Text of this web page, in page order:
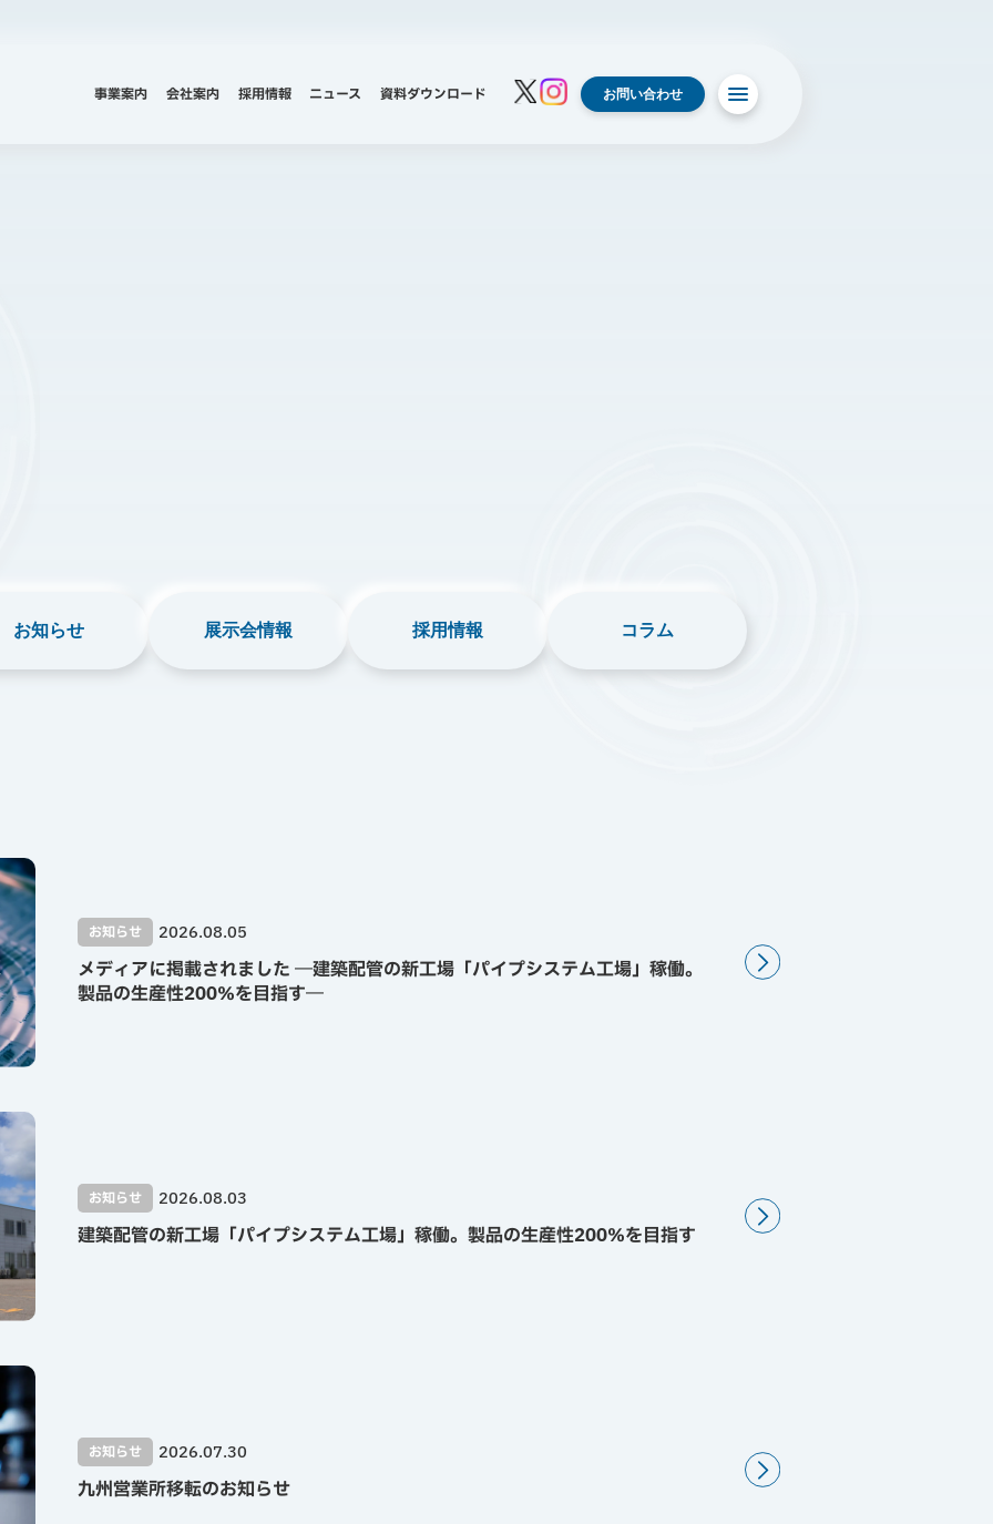
事業案内 会社案内 採用情報 ニュース 資料ダウンロード お問い合わせ
お知らせ 展示会情報 採用情報 コラム
お知らせ 2026.08.05
メディアに掲載されました ―建築配管の新工場「パイプシステム工場」稼働。
製品の生産性200％を目指す―
お知らせ 2026.08.03
建築配管の新工場「パイプシステム工場」稼働。製品の生産性200％を目指す
お知らせ 2026.07.30
九州営業所移転のお知らせ